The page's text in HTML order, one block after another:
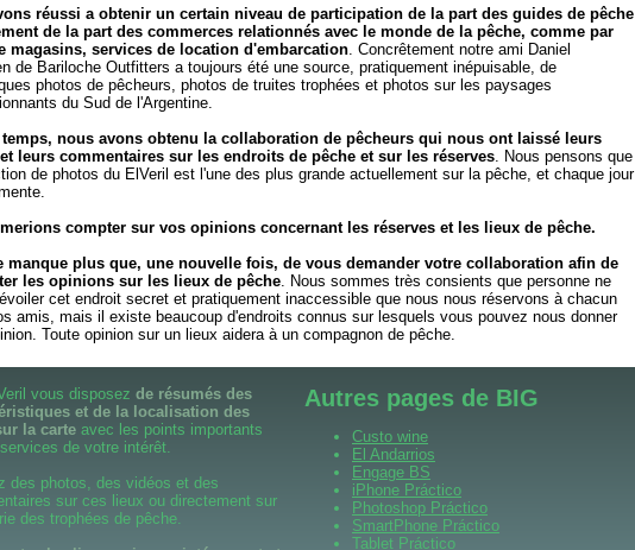
réussi a obtenir un certain niveau de participation de la part des guides de pêche
de la part des commerces relationnés avec le monde de la pêche, comme par
magasins, services de location d'embarcation . Concrêtement notre ami Daniel
de Bariloche Outfitters a toujours été une source, pratiquement inépuisable, de
photos de pêcheurs, photos de truites trophées et photos sur les paysages
du Sud de l'Argentine.
temps, nous avons obtenu la collaboration de pêcheurs qui nous ont laissé leurs
leurs commentaires sur les endroits de pêche et sur les réserves . Nous pensons que
de photos du ElVeril est l'une des plus grande actuellement sur la pêche, et chaque jour
compter sur vos opinions concernant les réserves et les lieux de pêche.
manque plus que, une nouvelle fois, de vous demander votre collaboration afin de
les opinions sur les lieux de pêche . Nous sommes très consients que personne ne
cet endroit secret et pratiquement inaccessible que nous nous réservons à chacun
amis, mais il existe beaucoup d'endroits connus sur lesquels vous pouvez nous donner
Toute opinion sur un lieux aidera à un compagnon de pêche.
vous disposez de résumés des
et de la localisation des
la carte avec les points importants
de votre intérêt.
des photos, des vidéos et des
sur ces lieux ou directement sur
des trophées de pêche.
Autres pages de BIG
Custo wine
El Andarrios
Engage BS
iPhone Práctico
Photoshop Práctico
SmartPhone Práctico
Tablet Práctico